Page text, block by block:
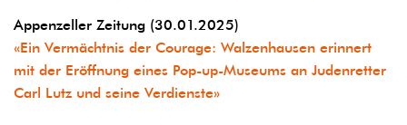
Appenzeller Zeitung (30.01.2025)
«Ein Vermächtnis der Courage: Walzenhausen erinnert
mit der Eröffnung eines Pop-up-Museums an Judenretter
Carl Lutz und seine Verdienste»